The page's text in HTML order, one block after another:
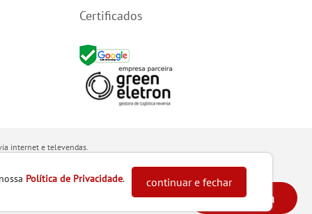
Ajuda
Certificados
internet e televendas.
Ibiporã - CEP: 86206-240 - Ibiporã / PR
Política de Privacidade. continuar e fechar